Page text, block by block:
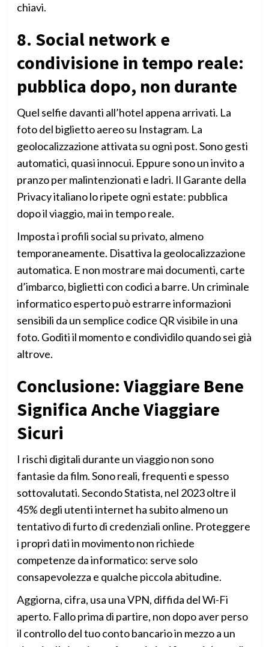
chiavi.
8. Social network e
condivisione in tempo reale:
pubblica dopo, non durante
Quel selfie davanti all’hotel appena arrivati. La
foto del biglietto aereo su Instagram. La
geolocalizzazione attivata su ogni post. Sono gesti
automatici, quasi innocui. Eppure sono un invito a
pranzo per malintenzionati e ladri. Il Garante della
Privacy italiano lo ripete ogni estate: pubblica
dopo il viaggio, mai in tempo reale.
Imposta i profili social su privato, almeno
temporaneamente. Disattiva la geolocalizzazione
automatica. E non mostrare mai documenti, carte
d’imbarco, biglietti con codici a barre. Un criminale
informatico esperto può estrarre informazioni
sensibili da un semplice codice QR visibile in una
foto. Goditi il momento e condividilo quando sei già
altrove.
Conclusione: Viaggiare Bene
Significa Anche Viaggiare
Sicuri
I rischi digitali durante un viaggio non sono
fantasie da film. Sono reali, frequenti e spesso
sottovalutati. Secondo Statista, nel 2023 oltre il
45% degli utenti internet ha subito almeno un
tentativo di furto di credenziali online. Proteggere
i propri dati in movimento non richiede
competenze da informatico: serve solo
consapevolezza e qualche piccola abitudine.
Aggiorna, cifra, usa una VPN, diffida del Wi-Fi
aperto. Fallo prima di partire, non dopo aver perso
il controllo del tuo conto bancario in mezzo a un